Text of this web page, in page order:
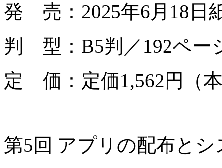
発 売：2025年6月18日
判 型：B5判／192ペー
定 価：定価1,562円（
第5回 アプリの配布と